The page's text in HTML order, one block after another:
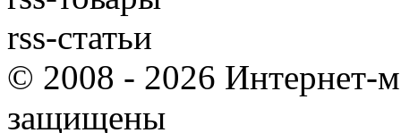
rss-статьи
© 2008 - 2026 Интернет-
защищены